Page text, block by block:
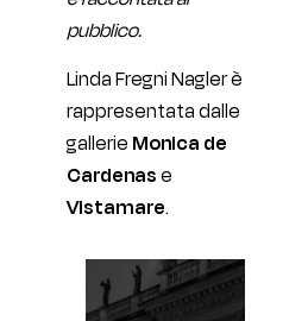
pubblico.
Linda Fregni Nagler è
rappresentata dalle
gallerie Monica de
Cardenase
Vistamare.